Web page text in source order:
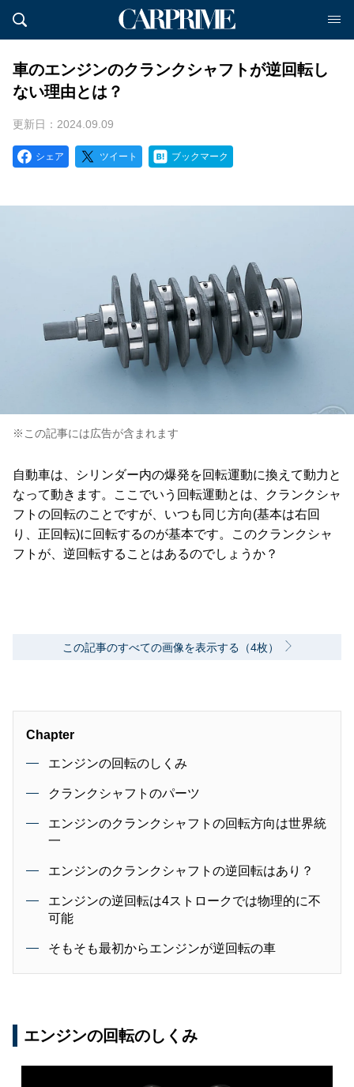
車のエンジンのクランクシャフトが逆回転し
ない理由とは？
更新日：2024.09.09
シェア ツイート ブックマーク
※この記事には広告が含まれます
自動車は、シリンダー内の爆発を回転運動に換えて動力と
なって動きます。ここでいう回転運動とは、クランクシャ
フトの回転のことですが、いつも同じ方向(基本は右回
り、正回転)に回転するのが基本です。このクランクシャ
フトが、逆回転することはあるのでしょうか？
この記事のすべての画像を表示する（4枚）
Chapter
エンジンの回転のしくみ
クランクシャフトのパーツ
エンジンのクランクシャフトの回転方向は世界統
一
エンジンのクランクシャフトの逆回転はあり？
エンジンの逆回転は4ストロークでは物理的に不
可能
そもそも最初からエンジンが逆回転の車
エンジンの回転のしくみ